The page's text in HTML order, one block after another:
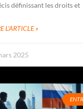
définissant les droits et
L'ARTICLE »
2025